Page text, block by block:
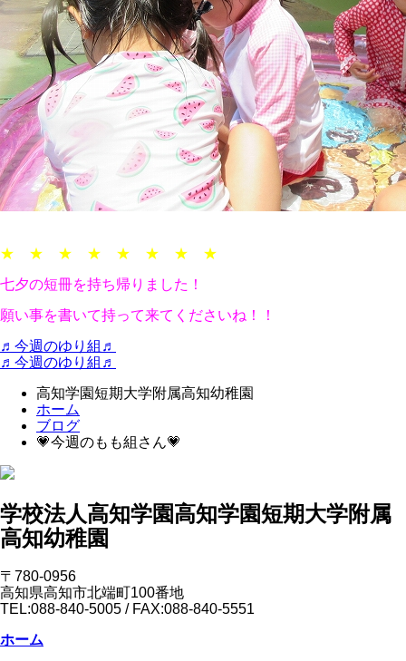
★ ★ ★ ★ ★ ★ ★ ★
七夕の短冊を持ち帰りました！
願い事を書いて持って来てくださいね！！
♬今週のゆり組♬
♬今週のゆり組♬
高知学園短期大学附属高知幼稚園
ホーム
ブログ
💗今週のもも組さん💗
学校法人高知学園高知学園短期大学附属
高知幼稚園
〒780-0956
高知県高知市北端町100番地
TEL:088-840-5005 / FAX:088-840-5551
ホーム